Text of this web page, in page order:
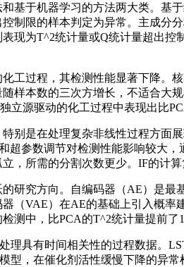
基于机器学习的方法两大类。基
制限的样本判定为异常。主成分
现为T^2统计量或Q统计量超出
工过程，其检测性能显著下降。
样本数的三次方增长，不适合
立源驱动的化工过程中表现出比
别是在处理复杂非线性过程方面
超参数调节对检测性能影响较大
，所需的分割次数更少。IF的计
研究方向。自编码器（AE）是
（VAE）在AE的基础上引入概
测中，比PCA的T^2统计量提前了
理具有时间相关性的过程数据。
型，在催化剂活性缓慢下降的异